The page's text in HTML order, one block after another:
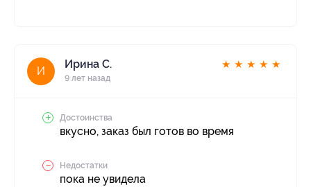
И
Ирина С.
9 лет назад
★ ★ ★ ★ ★
Достоинства
вкусно, заказ был готов во время
Недостатки
пока не увидела